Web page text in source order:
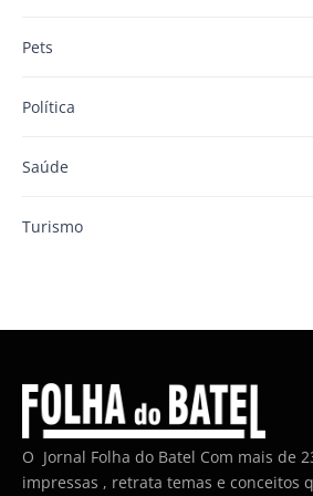
Pets
Política
Saúde
Turismo
O Jornal Folha do Batel Com mais de
impressas , retrata temas e conceitos